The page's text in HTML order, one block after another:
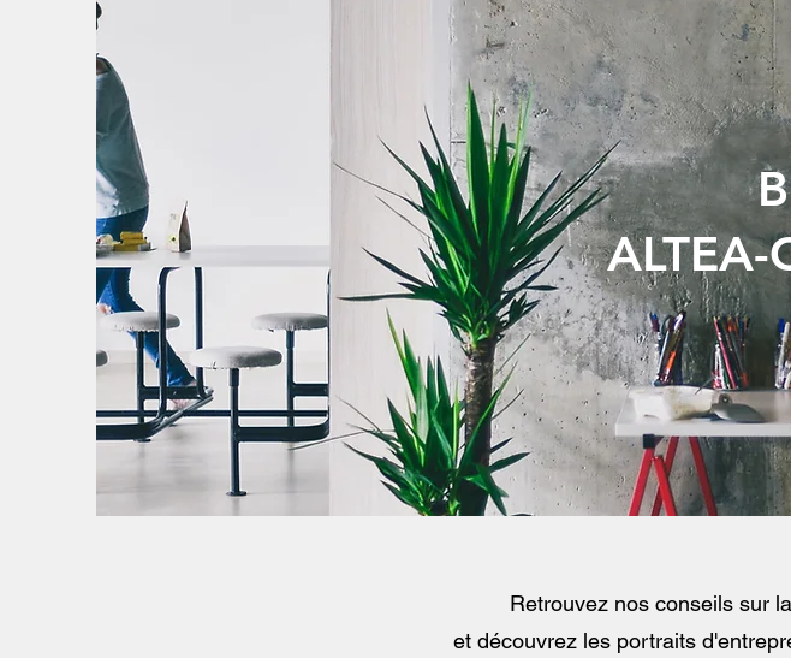
ALTEA-
Retrouvez nos conseils sur
et découvrez les portraits